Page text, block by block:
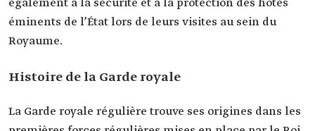
également à la sécurité et à la protection des hôtes
éminents de l’État lors de leurs visites au sein du
Royaume.
Histoire de la Garde royale
La Garde royale régulière trouve ses origines dans les